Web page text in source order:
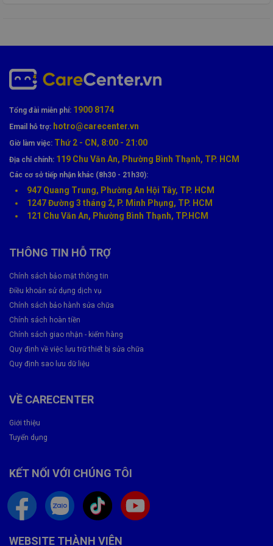
Nguyên Nhân Khiến Loa Trong Samsung
M23 Bị Hỏng
Một số nguyên nhân phổ biến gồm:
Bụi bẩn tích tụ lâu ngàylàm nghẹt lưới loa
Rơi rớt, va đập mạnhlàm hỏng màng loa
Nước, mồ hôithấm vào gây oxy hóa linh kiện
Lỗi liên quan đếnIC Audio
Việc xác định đúng nguyên nhân giúp tránh sửa sai và tiết kiệm
Có Nên Tiếp Tục Sử Dụng Khi Loa Trong
Samsung Bị Hỏng?
Câu trả lời là không nên. Bởi vì:
Tổng đài miễn phí: 1900 8174
Email hỗ trợ: hotro@carecenter.vn
Giờ làm việc: Thứ 2 - CN, 8:00 - 21:00
Địa chỉ chính: 119 Chu Văn An, Phường Bình Thạnh, TP. HCM
Các cơ sở tiếp nhận khác (8h30 - 21h30):
947 Quang Trung, Phường An Hội Tây, TP. HCM
1247 Đường 3 tháng 2, P. Minh Phụng, TP. HCM
121 Chu Văn An, Phường Bình Thạnh, TP.HCM
THÔNG TIN HỖ TRỢ
Chính sách bảo mật thông tin
Điều khoản sử dụng dịch vụ
Chính sách bảo hành sửa chữa
Chính sách hoàn tiền
Chính sách giao nhận - kiểm hàng
Quy định về việc lưu trữ thiết bị sửa chữa
Quy định sao lưu dữ liệu
VỀ CARECENTER
Giới thiệu
Tuyển dụng
KẾT NỐI VỚI CHÚNG TÔI
WEBSITE THÀNH VIÊN